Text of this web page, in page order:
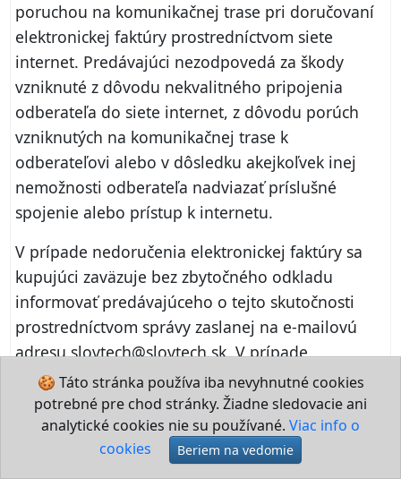
poruchou na komunikačnej trase pri doručovaní
elektronickej faktúry prostredníctvom siete
internet. Predávajúci nezodpovedá za škody
vzniknuté z dôvodu nekvalitného pripojenia
odberateľa do siete internet, z dôvodu porúch
vzniknutých na komunikačnej trase k
odberateľovi alebo v dôsledku akejkoľvek inej
nemožnosti odberateľa nadviazať príslušné
spojenie alebo prístup k internetu.
V prípade nedoručenia elektronickej faktúry sa
kupujúci zaväzuje bez zbytočného odkladu
informovať predávajúceho o tejto skutočnosti
prostredníctvom správy zaslanej na e‑mailovú
adresu slovtech@slovtech.sk. V prípade
nesplnenia tejto oznamovacej povinnosti
kupujúceho nie je predávajúci povinný
preukazovať odoslanie takejto faktúry a táto sa
považuje za doručenú.
🍪 Táto stránka používa iba nevyhnutné cookies
potrebné pre chod stránky. Žiadne sledovacie ani
analytické cookies nie su používané. Viac info o
cookies
Beriem na vedomie